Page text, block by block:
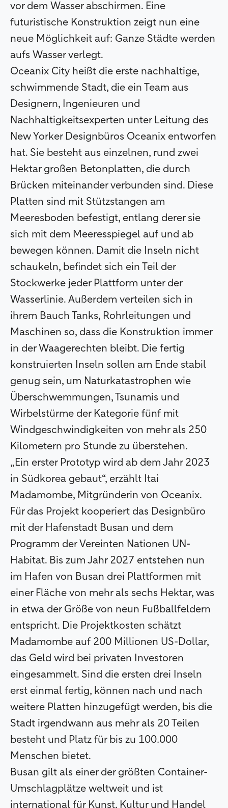
vor dem Wasser abschirmen. Eine
futuristische Konstruktion zeigt nun eine
neue Möglichkeit auf: Ganze Städte werden
aufs Wasser verlegt.
Oceanix City heißt die erste nachhaltige,
schwimmende Stadt, die ein Team aus
Designern, Ingenieuren und
Nachhaltigkeitsexperten unter Leitung des
New Yorker Designbüros Oceanix entworfen
hat. Sie besteht aus einzelnen, rund zwei
Hektar großen Betonplatten, die durch
Brücken miteinander verbunden sind. Diese
Platten sind mit Stützstangen am
Meeresboden befestigt, entlang derer sie
sich mit dem Meeresspiegel auf und ab
bewegen können. Damit die Inseln nicht
schaukeln, befindet sich ein Teil der
Stockwerke jeder Plattform unter der
Wasserlinie. Außerdem verteilen sich in
ihrem Bauch Tanks, Rohrleitungen und
Maschinen so, dass die Konstruktion immer
in der Waagerechten bleibt. Die fertig
konstruierten Inseln sollen am Ende stabil
genug sein, um Naturkatastrophen wie
Überschwemmungen, Tsunamis und
Wirbelstürme der Kategorie fünf mit
Windgeschwindigkeiten von mehr als 250
Kilometern pro Stunde zu überstehen.
„Ein erster Prototyp wird ab dem Jahr 2023
in Südkorea gebaut“, erzählt Itai
Madamombe, Mitgründerin von Oceanix.
Für das Projekt kooperiert das Designbüro
mit der Hafenstadt Busan und dem
Programm der Vereinten Nationen UN-
Habitat. Bis zum Jahr 2027 entstehen nun
im Hafen von Busan drei Plattformen mit
einer Fläche von mehr als sechs Hektar, was
in etwa der Größe von neun Fußballfeldern
entspricht. Die Projektkosten schätzt
Madamombe auf 200 Millionen US-Dollar,
das Geld wird bei privaten Investoren
eingesammelt. Sind die ersten drei Inseln
erst einmal fertig, können nach und nach
weitere Platten hinzugefügt werden, bis die
Stadt irgendwann aus mehr als 20 Teilen
besteht und Platz für bis zu 100.000
Menschen bietet.
Busan gilt als einer der größten Container-
Umschlagplätze weltweit und ist
international für Kunst, Kultur und Handel